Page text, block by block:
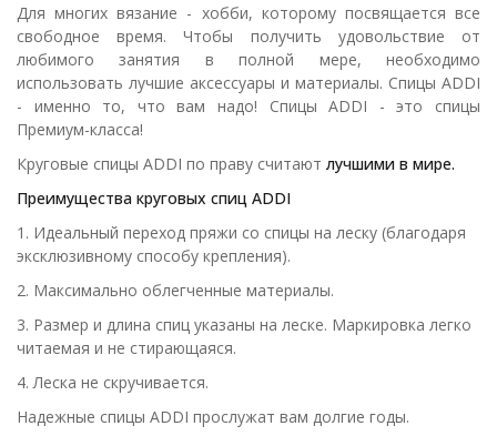
Для многих вязание - хобби, которому посвящается все
свободное время. Чтобы получить удовольствие от
любимого занятия в полной мере, необходимо
использовать лучшие аксессуары и материалы. Спицы ADDI
- именно то, что вам надо! Спицы ADDI - это спицы
Премиум-класса!
Круговые спицы ADDI по праву считают лучшими в мире.
Преимущества круговых спиц ADDI
1. Идеальный переход пряжи со спицы на леску (благодаря
эксклюзивному способу крепления).
2. Максимально облегченные материалы.
3. Размер и длина спиц указаны на леске. Маркировка легко
читаемая и не стирающаяся.
4. Леска не скручивается.
Надежные спицы ADDI прослужат вам долгие годы.